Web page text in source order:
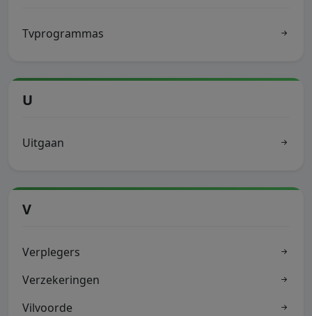
Tvprogrammas
U
Uitgaan
V
Verplegers
Verzekeringen
Vilvoorde